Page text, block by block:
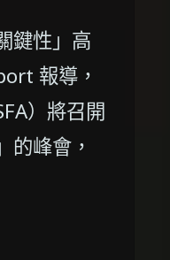
鍵性」高
報導，
）將召開
的峰會，